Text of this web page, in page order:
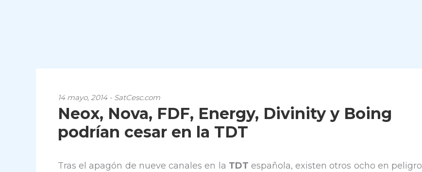
14 mayo, 2014 - SatCesc.com
Neox, Nova, FDF, Energy, Divinity y Boing
podrían cesar en la TDT
Tras el apagón de nueve canales en la TDT española, existen otros ocho en peligro